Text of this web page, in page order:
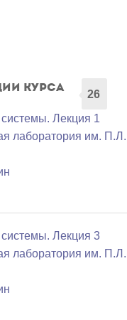
курса
26
Лекция 1
лаборатория им.
Лекция 3
лаборатория им.